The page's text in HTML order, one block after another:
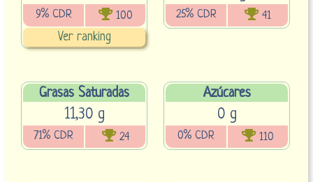
9% CDR 100
Ver ranking
25% CDR 41
Grasas Saturadas
11,30 g
71% CDR 24
Azúcares
0 g
0% CDR 110